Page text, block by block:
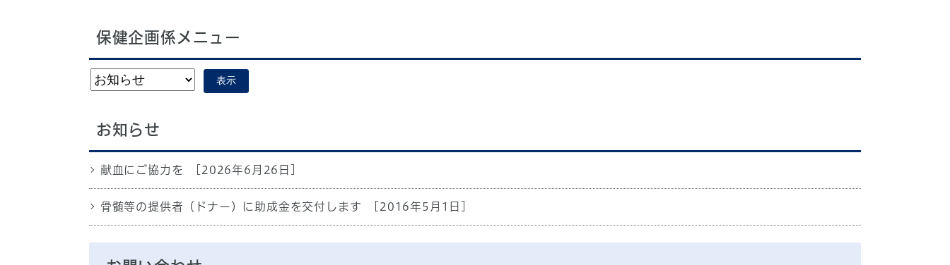
保健企画係メニュー
表示
お知らせ
献血にご協力を [2026年6月26日]
骨髄等の提供者（ドナー）に助成金を交付します [2016年5月1日]